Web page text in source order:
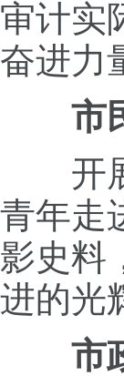
审计实
奋进力
市
开展“
青年走
影史料
进的光
市